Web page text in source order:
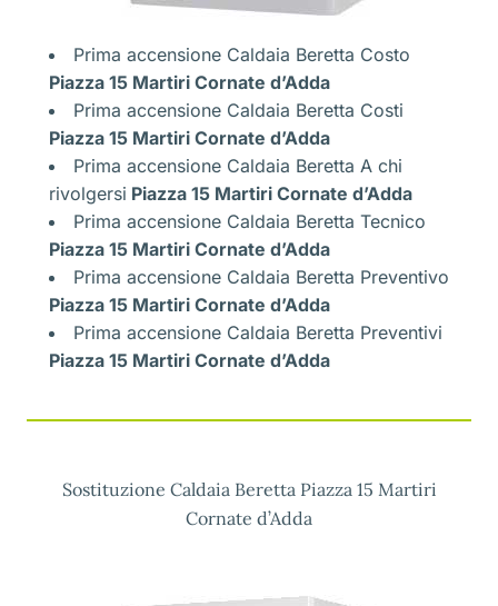
Prima accensione Caldaia Beretta Costo
Piazza 15 Martiri Cornate d’Adda
Prima accensione Caldaia Beretta Costi
Piazza 15 Martiri Cornate d’Adda
Prima accensione Caldaia Beretta A chi
rivolgersi Piazza 15 Martiri Cornate d’Adda
Prima accensione Caldaia Beretta Tecnico
Piazza 15 Martiri Cornate d’Adda
Prima accensione Caldaia Beretta Preventivo
Piazza 15 Martiri Cornate d’Adda
Prima accensione Caldaia Beretta Preventivi
Piazza 15 Martiri Cornate d’Adda
Sostituzione Caldaia Beretta Piazza 15 Martiri
Cornate d’Adda